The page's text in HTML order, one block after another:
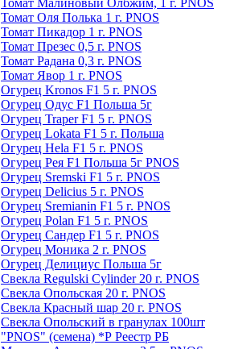
Томат Малиновый Олбжим, 1 г. PNOS
Томат Оля Полька 1 г. PNOS
Томат Пикадор 1 г. PNOS
Томат Презес 0,5 г. PNOS
Toмaт Рaдaнa 0,3 г. PNOS
Томат Явор 1 г. PNOS
Огурец Kronos F1 5 г. PNOS
Огурец Одус F1 Польша 5г
Огурец Traper F1 5 г. PNOS
Огурец Lokata F1 5 г. Польша
Огурец Hela F1 5 г. PNOS
Огурец Рея F1 Польша 5г PNOS
Огурец Sremski F1 5 г. PNOS
Огурец Delicius 5 г. PNOS
Огурец Sremianin F1 5 г. PNOS
Огурец Polan F1 5 г. PNOS
Огурец Сандер F1 5 г. PNOS
Огурец Моника 2 г. PNOS
Огурец Делициус Польша 5г
Свекла Regulski Cylinder 20 г. PNOS
Свекла Опольская 20 г. PNOS
Свекла Красный шар 20 г. PNOS
Свекла Опольский в гранулах 100шт
"PNOS" (семена) *Р Реестр РБ